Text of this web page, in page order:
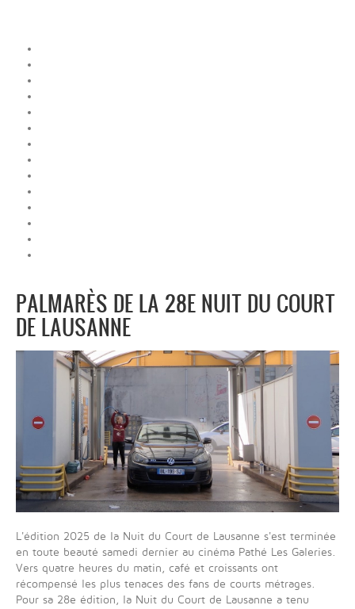
PALMARÈS DE LA 28E NUIT DU COURT
DE LAUSANNE
L'édition 2025 de la Nuit du Court de Lausanne s'est terminée
en toute beauté samedi dernier au cinéma Pathé Les Galeries.
Vers quatre heures du matin, café et croissants ont
récompensé les plus tenaces des fans de courts métrages.
Pour sa 28e édition, la Nuit du Court de Lausanne a tenu